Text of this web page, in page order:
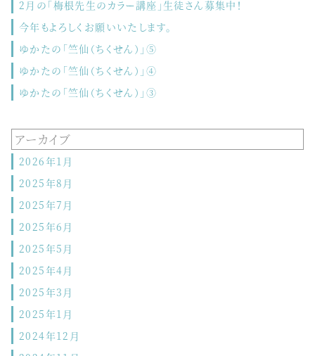
2月の「梅根先生のカラー講座」生徒さん募集中！
今年もよろしくお願いいたします。
ゆかたの「竺仙（ちくせん）」⑤
ゆかたの「竺仙（ちくせん）」④
ゆかたの「竺仙（ちくせん）」③
アーカイブ
2026年1月
2025年8月
2025年7月
2025年6月
2025年5月
2025年4月
2025年3月
2025年1月
2024年12月